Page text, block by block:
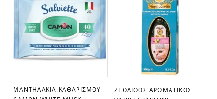
ΜΑΝΤΗΛΑΚΙΑ ΚΑΘΑΡΙΣΜΟΥ
ΖΕΟΛΙΘΟΣ ΑΡΩΜΑΤΙΚΟΣ